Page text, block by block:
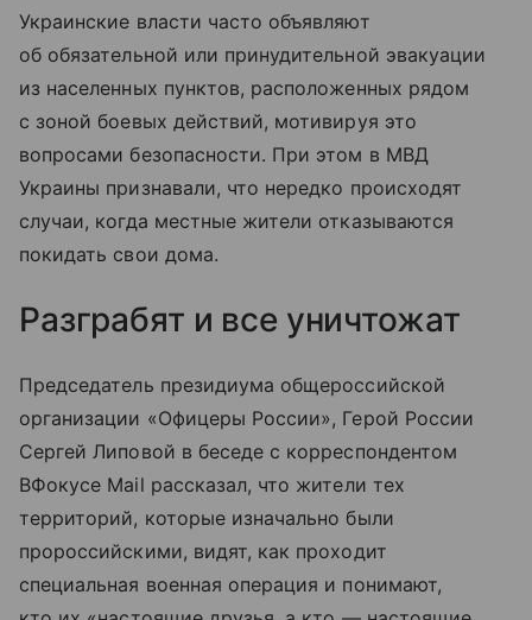
Украинские власти часто объявляют
об обязательной или принудительной эвакуации
из населенных пунктов, расположенных рядом
с зоной боевых действий, мотивируя это
вопросами безопасности. При этом в МВД
Украины признавали, что нередко происходят
случаи, когда местные жители отказываются
покидать свои дома.
Разграбят и все уничтожат
Председатель президиума общероссийской
организации «Офицеры России», Герой России
Сергей Липовой в беседе с корреспондентом
ВФокусе Mail рассказал, что жители тех
территорий, которые изначально были
пророссийскими, видят, как проходит
специальная военная операция и понимают,